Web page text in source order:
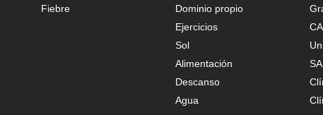
Fiebre
Dominio propio
Ejercicios
Sol
Alimentación
Descanso
Agua